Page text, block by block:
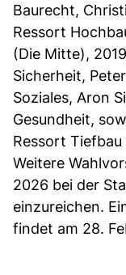
Baurecht,
Ressort
(Die Mitte),
Sicherheit,
Soziales, Aron
Gesundheit,
Ressort Tiefbau
Weitere
2026 bei der
einzureichen.
findet am 28.